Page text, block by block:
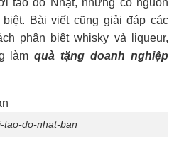
Bài viết cũng giải đáp các
phân biệt whisky và liqueur,
làmquà tặng doanh nghiệp
tao-do-nhat-ban